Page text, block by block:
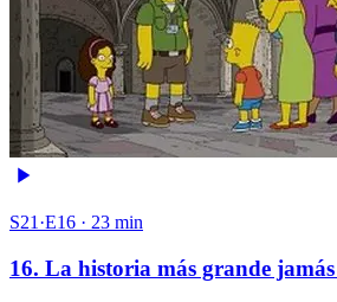
S21·E16 · 23 min
16. La historia más grande